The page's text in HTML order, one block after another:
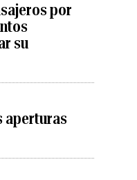
por
su
aperturas